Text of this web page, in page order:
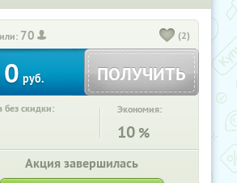
70 (2)
0 руб. ПОЛУЧИТЬ
без скидки: Экономия:
10 %
Акция завершилась